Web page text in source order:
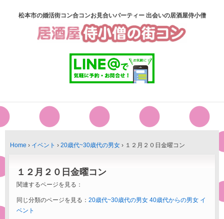
松本市の婚活街コン合コンお見合いパーティー 出会いの居酒屋侍小僧
Home › イベント › 20歳代~30歳代の男女 › １２月２０日金曜コン
１２月２０日金曜コン
関連するページを見る：
同じ分類のページを見る： 20歳代~30歳代の男女 40歳代からの男女 イ
ベント